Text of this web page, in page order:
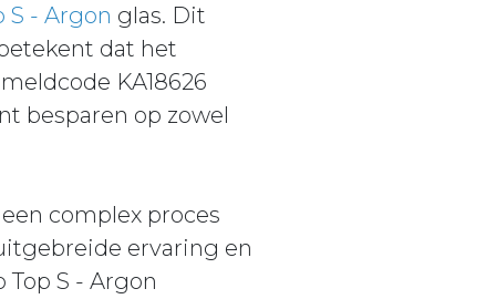
S - Argon glas. Dit
dat het
KA18626
besparen op zowel
complex proces
ervaring en
S - Argon